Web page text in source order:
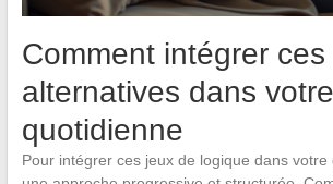
Comment intégrer ces
alternatives dans
quotidienne
Pour intégrer ces jeux de logique dans votre